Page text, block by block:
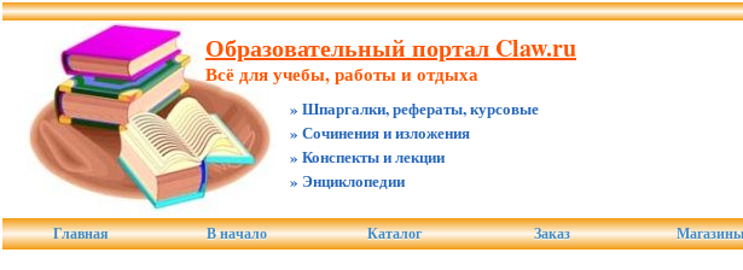
Образовательный портал Claw.ru
Всё для учебы, работы и отдыха
» Шпаргалки, рефераты, курсовые
» Сочинения и изложения
» Конспекты и лекции
» Энциклопедии
Главная В начало Каталог Заказ Магазины